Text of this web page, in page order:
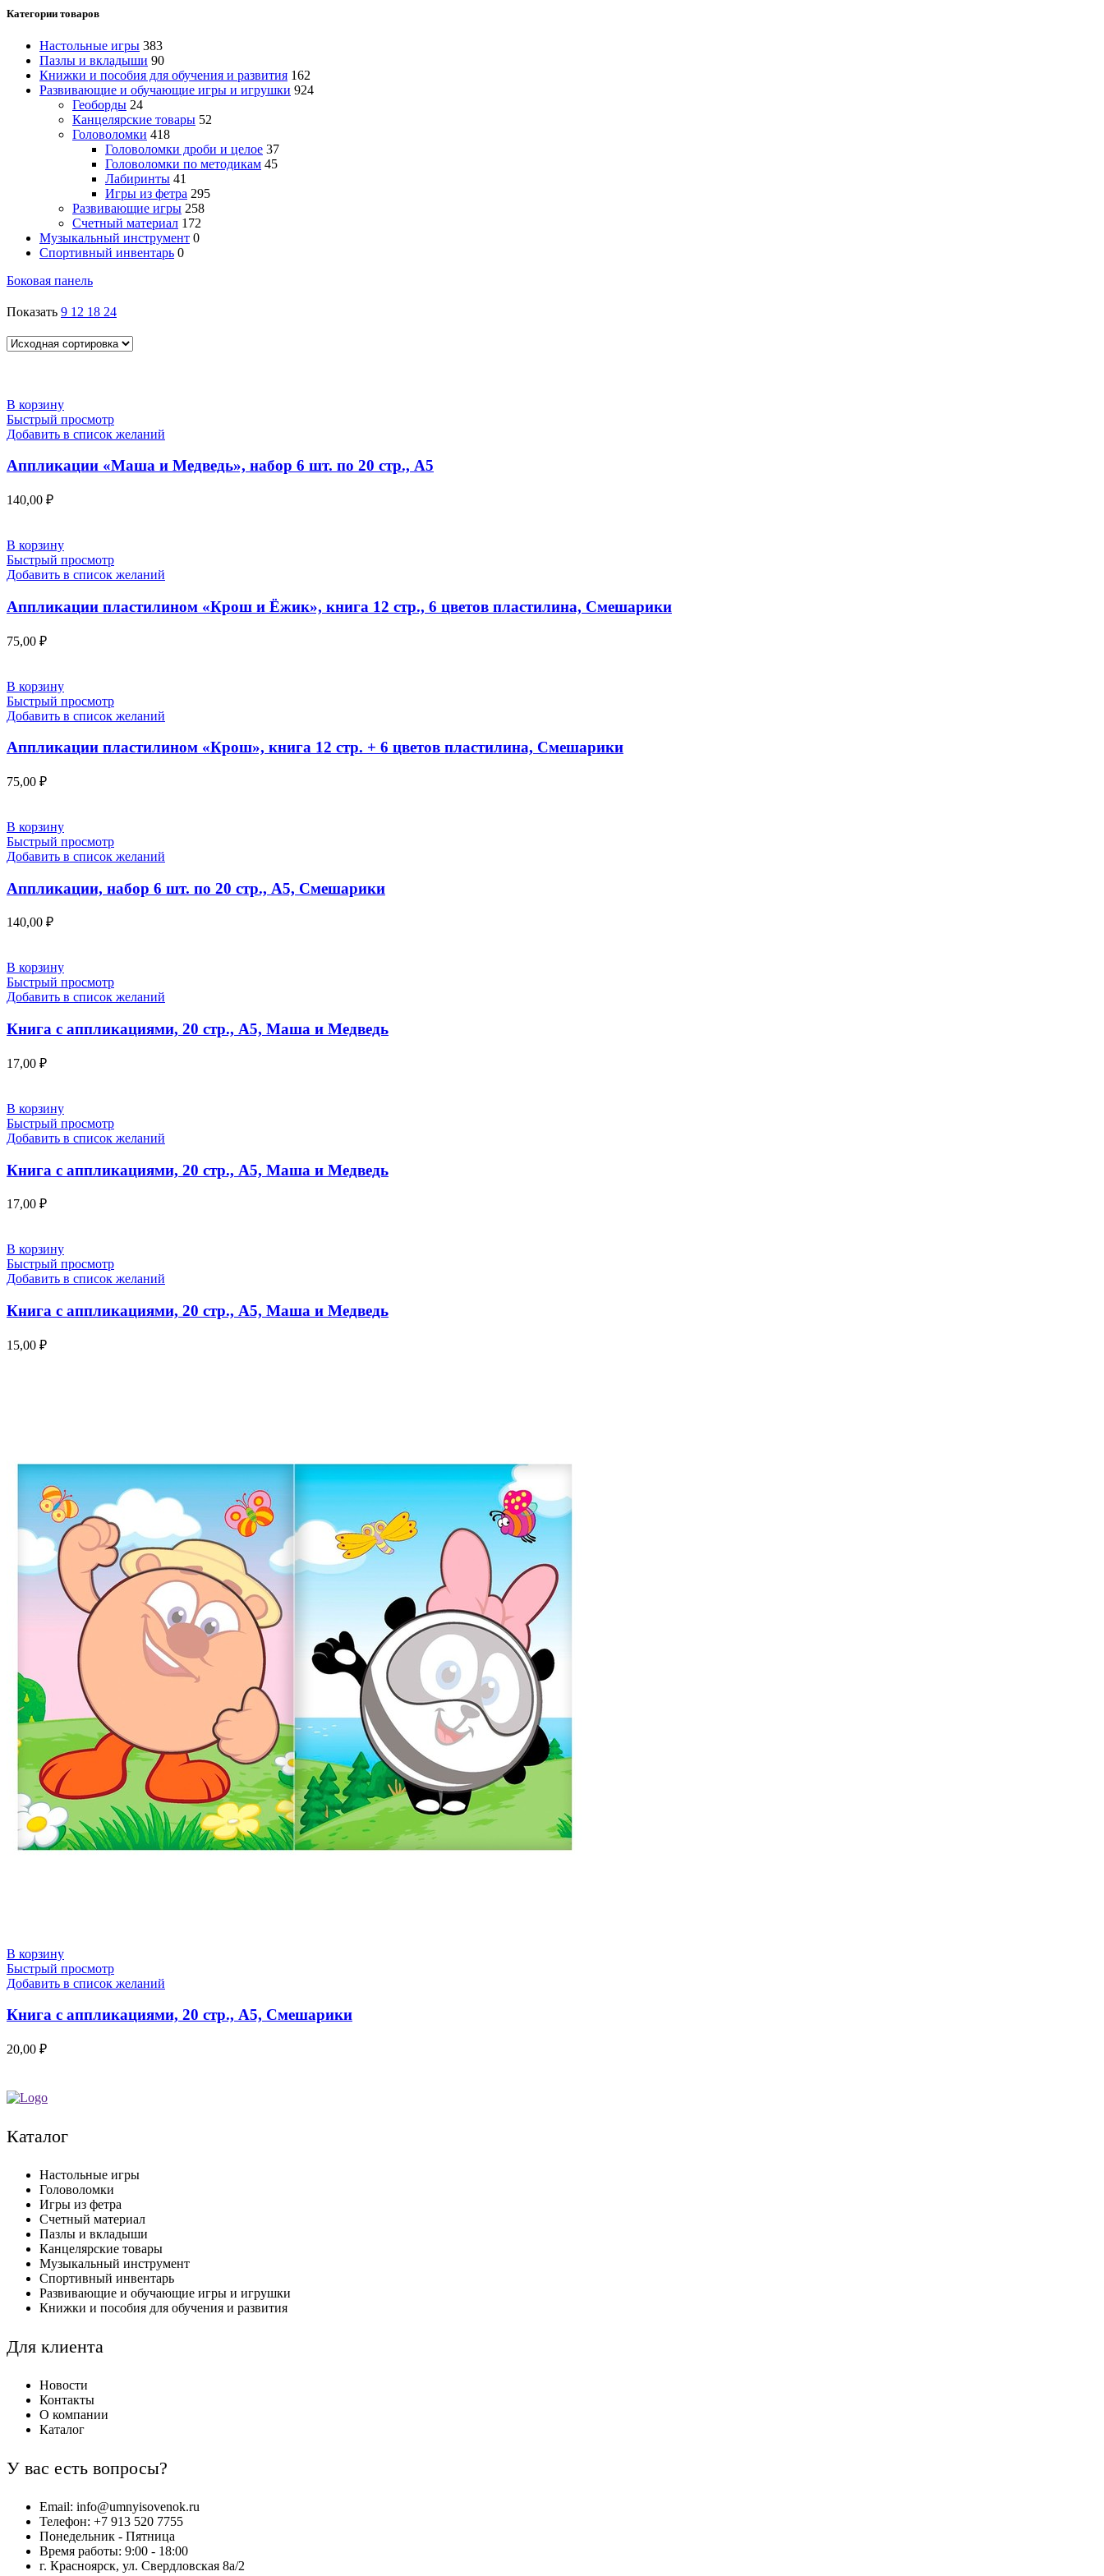
Категории товаров
Настольные игры 383
Пазлы и вкладыши 90
Книжки и пособия для обучения и развития 162
Развивающие и обучающие игры и игрушки 924
Геоборды 24
Канцелярские товары 52
Головоломки 418
Головоломки дроби и целое 37
Головоломки по методикам 45
Лабиринты 41
Игры из фетра 295
Развивающие игры 258
Счетный материал 172
Музыкальный инструмент 0
Спортивный инвентарь 0
Боковая панель
Показать 9 12 18 24
В корзину
Быстрый просмотр
Добавить в список желаний
Аппликации «Маша и Медведь», набор 6 шт. по 20 стр., А5
140,00 ₽
В корзину
Быстрый просмотр
Добавить в список желаний
Аппликации пластилином «Крош и Ёжик», книга 12 стр., 6 цветов пластилина, Смешарики
75,00 ₽
В корзину
Быстрый просмотр
Добавить в список желаний
Аппликации пластилином «Крош», книга 12 стр. + 6 цветов пластилина, Смешарики
75,00 ₽
В корзину
Быстрый просмотр
Добавить в список желаний
Аппликации, набор 6 шт. по 20 стр., А5, Смешарики
140,00 ₽
В корзину
Быстрый просмотр
Добавить в список желаний
Книга с аппликациями, 20 стр., А5, Маша и Медведь
17,00 ₽
В корзину
Быстрый просмотр
Добавить в список желаний
Книга с аппликациями, 20 стр., А5, Маша и Медведь
17,00 ₽
В корзину
Быстрый просмотр
Добавить в список желаний
Книга с аппликациями, 20 стр., А5, Маша и Медведь
15,00 ₽
В корзину
Быстрый просмотр
Добавить в список желаний
Книга с аппликациями, 20 стр., А5, Смешарики
20,00 ₽
Каталог
Настольные игры
Головоломки
Игры из фетра
Счетный материал
Пазлы и вкладыши
Канцелярские товары
Музыкальный инструмент
Спортивный инвентарь
Развивающие и обучающие игры и игрушки
Книжки и пособия для обучения и развития
Для клиента
Новости
Контакты
О компании
Каталог
У вас есть вопросы?
Email: info@umnyisovenok.ru
Телефон: +7 913 520 7755
Понедельник - Пятница
Время работы: 9:00 - 18:00
г. Красноярск, ул. Свердловская 8а/2